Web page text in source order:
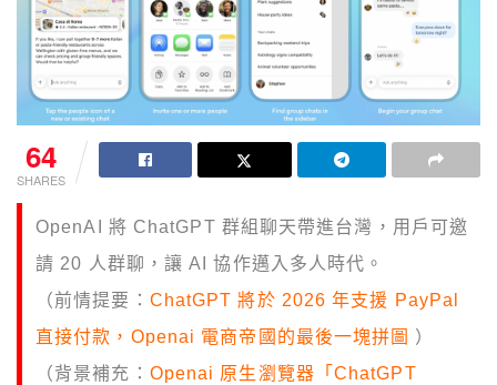
64
SHARES
OpenAI 將 ChatGPT 群組聊天帶進台灣，用戶可邀
請 20 人群聊，讓 AI 協作邁入多人時代。
（前情提要： ChatGPT 將於 2026 年支援 PayPal
直接付款，Openai 電商帝國的最後一塊拼圖 ）
（背景補充： Openai 原生瀏覽器「ChatGPT